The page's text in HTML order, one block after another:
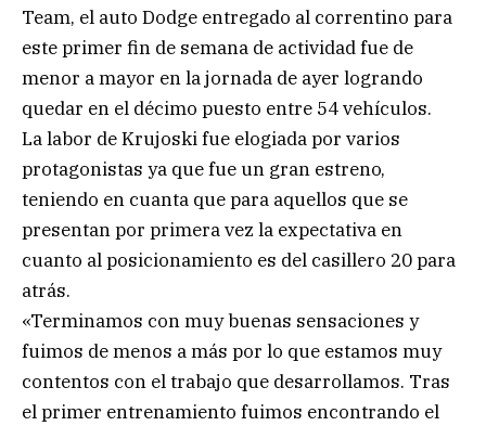
Team, el auto Dodge entregado al correntino para
este primer fin de semana de actividad fue de
menor a mayor en la jornada de ayer logrando
quedar en el décimo puesto entre 54 vehículos.
La labor de Krujoski fue elogiada por varios
protagonistas ya que fue un gran estreno,
teniendo en cuanta que para aquellos que se
presentan por primera vez la expectativa en
cuanto al posicionamiento es del casillero 20 para
atrás.
«Terminamos con muy buenas sensaciones y
fuimos de menos a más por lo que estamos muy
contentos con el trabajo que desarrollamos. Tras
el primer entrenamiento fuimos encontrando el